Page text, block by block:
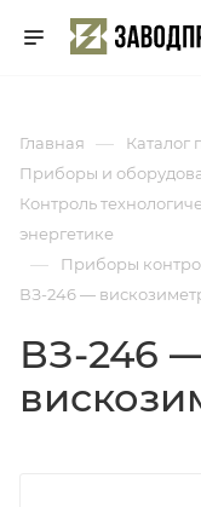
Главная — Каталог
Приборы и
Контроль
энергетике
— Приборы
ВЗ-246 —
ВЗ-246